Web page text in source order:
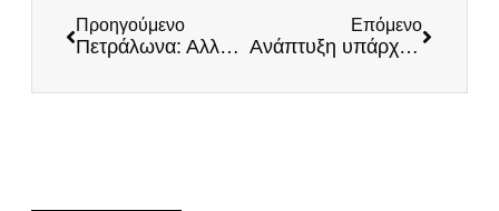
Προηγούμενο
Πετράλωνα: Αλλοδαπός βουλγαρικής καταγωγής άρπαξε καθαρίστρια και την βίαζε! Οργισμένοι κάτοικοι συγκεντρώθηκαν στην γειτονιά
Επόμενο
Ανάπτυξη υπάρχει μόνο στο μυαλό του Μητσοτάκη! Δραματικές οι συνέπειες των lockdown που επέβαλε η ΝΔ – Αποκαλυπτικά τα στοιχεία της ΕΛΣΤΑΤ